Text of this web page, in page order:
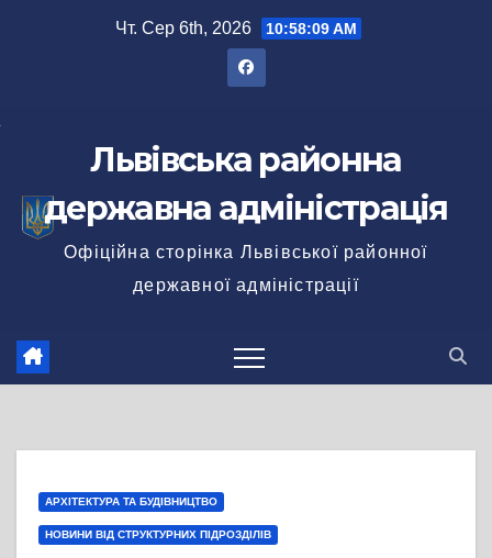
Чт. Сер 6th, 2026 10:58:09 AM
Львівська районна
державна адміністрація
Офіційна сторінка Львівської районної
державної адміністрації
АРХІТЕКТУРА ТА БУДІВНИЦТВО
НОВИНИ ВІД СТРУКТУРНИХ ПІДРОЗДІЛІВ